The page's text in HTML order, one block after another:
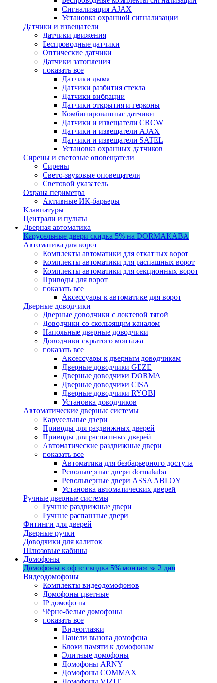
Сигнализация AJAX
Установка охранной сигнализации
Датчики и извещатели
Датчики движения
Беспроводные датчики
Оптические датчики
Датчики затопления
показать все
Датчики дыма
Датчики разбития стекла
Датчики вибрации
Датчики открытия и герконы
Комбинированные датчики
Датчики и извещатели CROW
Датчики и извещатели AJAX
Датчики и извещатели SATEL
Установка охранных датчиков
Сирены и световые оповещатели
Сирены
Свето-звуковые оповещатели
Световой указатель
Охрана периметра
Активные ИК-барьеры
Клавиатуры
Централи и пульты
Дверная автоматика
Карусельные двери скидка 5% на DORMAKABA
Автоматика для ворот
Комплекты автоматики для откатных ворот
Комплекты автоматики для распашных ворот
Комплекты автоматики для секционных ворот
Приводы для ворот
показать все
Аксессуары к автоматике для ворот
Дверные доводчики
Дверные доводчики с локтевой тягой
Доводчики со скользящим каналом
Напольные дверные доводчики
Доводчики скрытого монтажа
показать все
Аксессуары к дверным доводчикам
Дверные доводчики GEZE
Дверные доводчики DORMA
Дверные доводчики CISA
Дверные доводчики RYOBI
Установка доводчиков
Автоматические дверные системы
Карусельные двери
Приводы для раздвижных дверей
Приводы для распашных дверей
Автоматические раздвижные двери
показать все
Автоматика для безбарьерного доступа
Револьверные двери dormakaba
Револьверные двери ASSA ABLOY
Установка автоматических дверей
Ручные дверные системы
Ручные раздвижные двери
Ручные распашные двери
Фитинги для дверей
Дверные ручки
Доводчики для калиток
Шлюзовые кабины
Домофоны
Домофоны в офис скидка 5% монтаж за 2 дня
Видеодомофоны
Комплекты видеодомофонов
Домофоны цветные
IP домофоны
Чёрно-белые домофоны
показать все
Видеоглазки
Панели вызова домофона
Блоки памяти к домофонам
Элитные домофоны
Домофоны ARNY
Домофоны COMMAX
Домофоны VIZIT